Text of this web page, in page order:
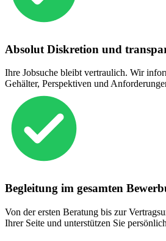
Absolut Diskretion und
Ihre Jobsuche bleibt vertraulich. Wir
Gehälter, Perspektiven und
Begleitung im gesamten
Von der ersten Beratung bis zur
Ihrer Seite und unterstützen Sie